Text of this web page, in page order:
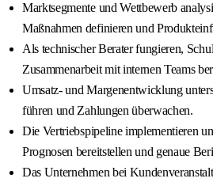
Marktsegmente und Wettbewerb
Maßnahmen definieren und
Als technischer Berater fungieren,
Zusammenarbeit mit internen Teams
Umsatz- und Margenentwicklung
führen und Zahlungen überwachen.
Die Vertriebspipeline implementieren
Prognosen bereitstellen und genaue
Das Unternehmen bei